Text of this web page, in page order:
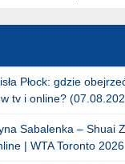
Płock: gdzie
tv i online?
Sabalenka – Shuai
| WTA Toronto 2026